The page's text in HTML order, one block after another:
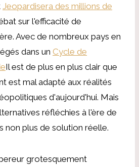
Jeopardisera des millions de
sur l'efficacité de
Avec de nombreux pays en
dans un Cycle de
Il est de plus en plus clair que
est mal adapté aux réalités
d'aujourd'hui. Mais
réfléchies à l'ère de
non plus de solution réelle.
grotesquement